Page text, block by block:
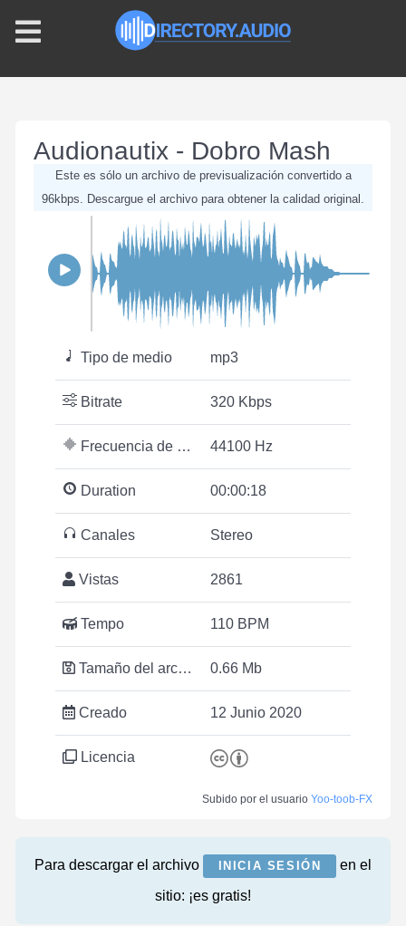
Audionautix - Dobro Mash
Este es sólo un archivo de previsualización convertido a
96kbps. Descargue el archivo para obtener la calidad original.
Tipo de medio mp3
Bitrate 320 Kbps
Frecuencia de muestreo 44100 Hz
Duration 00:00:18
Canales Stereo
Vistas 2861
Tempo 110 BPM
Tamaño del archivo 0.66 Mb
Creado 12 Junio 2020
Licencia
Subido por el usuario Yoo-toob-FX
Para descargar el archivo INICIA SESIÓN
en el
sitio: ¡es gratis!